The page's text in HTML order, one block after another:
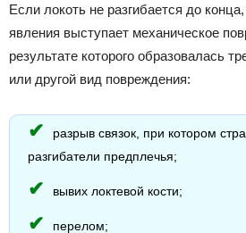
Если локоть не разгибается до
явления выступает механическое
результате которого образовалась
или другой вид повреждения:
разрыв связок, при котором
разгибатели предплечья;
вывих локтевой кости;
перелом;